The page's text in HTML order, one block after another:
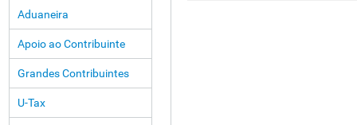
Aduaneira
Apoio ao Contribuinte
Grandes Contribuintes
U-Tax